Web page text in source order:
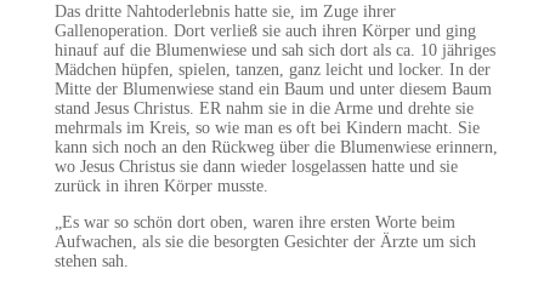
Das dritte Nahtoderlebnis hatte sie, im Zuge ihrer
Gallenoperation. Dort verließ sie auch ihren Körper und ging
hinauf auf die Blumenwiese und sah sich dort als ca. 10 jähriges
Mädchen hüpfen, spielen, tanzen, ganz leicht und locker. In der
Mitte der Blumenwiese stand ein Baum und unter diesem Baum
stand Jesus Christus. ER nahm sie in die Arme und drehte sie
mehrmals im Kreis, so wie man es oft bei Kindern macht. Sie
kann sich noch an den Rückweg über die Blumenwiese erinnern,
wo Jesus Christus sie dann wieder losgelassen hatte und sie
zurück in ihren Körper musste.
„Es war so schön dort oben, waren ihre ersten Worte beim
Aufwachen, als sie die besorgten Gesichter der Ärzte um sich
stehen sah.